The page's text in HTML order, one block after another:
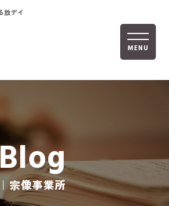
MENU
放デイ
宗像事業所